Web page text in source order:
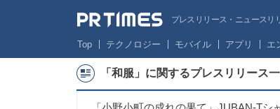
プレスリリース・ニュースリ
Top テクノロジー モバイル アプリ エ
「和服」に関するプレスリリース